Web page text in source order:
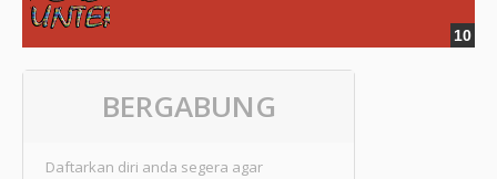
BERGABUNG
Daftarkan diri anda segera agar